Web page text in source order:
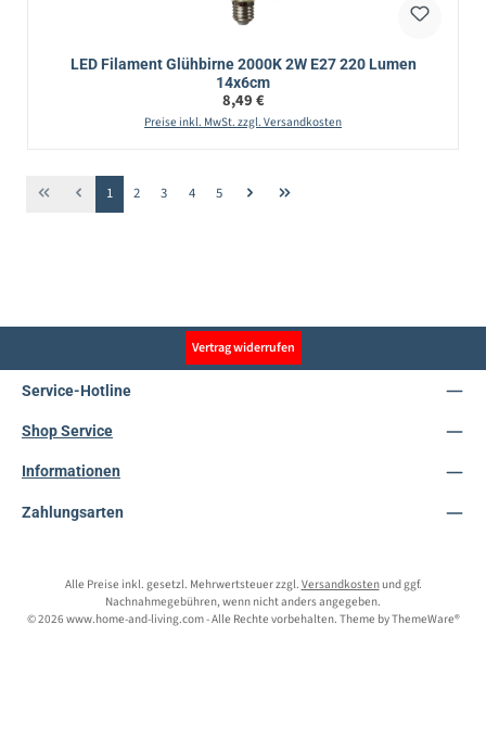
LED Filament Glühbirne 2000K 2W E27 220 Lumen
14x6cm
Regulärer Preis:
8,49 €
Preise inkl. MwSt. zzgl. Versandkosten
Seite
1 Seite
2 Seite
3 Seite
4 Seite
5
Vertrag widerrufen
Service-Hotline
Shop Service
Informationen
Zahlungsarten
Alle Preise inkl. gesetzl. Mehrwertsteuer zzgl. Versandkostenund ggf.
Nachnahmegebühren, wenn nicht anders angegeben.
© 2026 www.home-and-living.com - Alle Rechte vorbehalten. Theme byThemeWare®